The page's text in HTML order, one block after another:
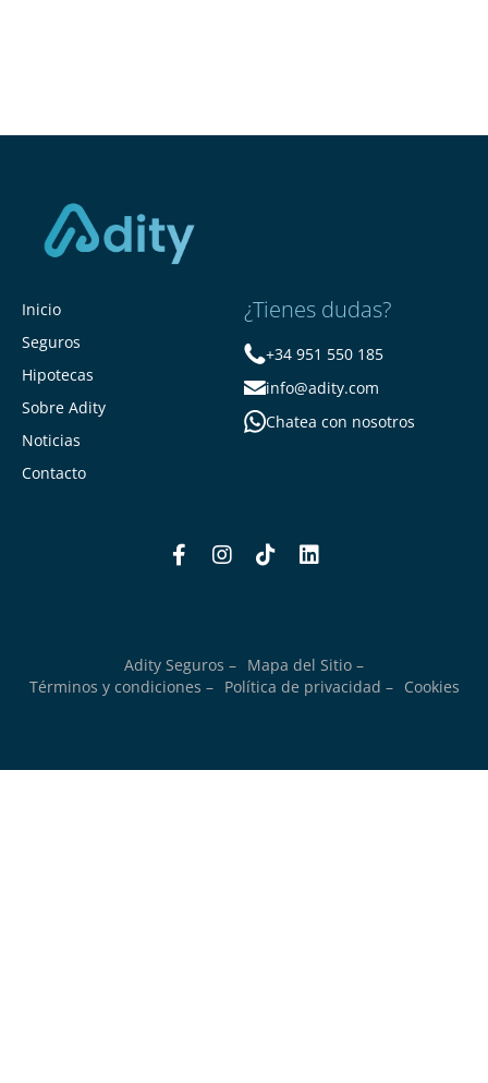
Inicio
Seguros
Hipotecas
Sobre Adity
Noticias
Contacto
¿Tienes dudas?
+34 951 550 185
info@adity.com
Chatea con nosotros
Adity Seguros – Mapa del Sitio –
Términos y condiciones –
Política de privacidad – Cookies